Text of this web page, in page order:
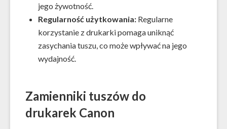
jego żywotność.
Regularność użytkowania: Regularne
korzystanie z drukarki pomaga uniknąć
zasychania tuszu, co może wpływać na jego
wydajność.
Zamienniki tuszów do
drukarek Canon